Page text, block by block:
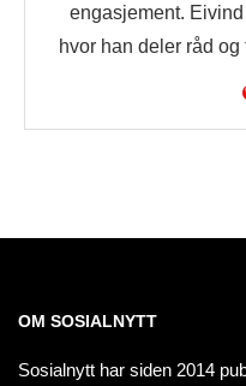
engasjement.
hvor han deler råd
OM SOSIALNYTT
Sosialnytt har siden 2014